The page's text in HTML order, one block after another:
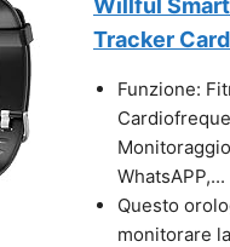
Willful
Tracker
Funzione:
WhatsAPP,...
Questo
monitorare